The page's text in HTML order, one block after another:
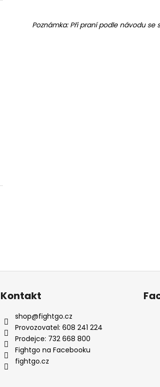
Poznámka: Při praní podle návodu se
Kontakt
shop@fightgo.cz
Provozovatel: 608 241 224
Prodejce: 732 668 800
Fightgo na Facebooku
fightgo.cz